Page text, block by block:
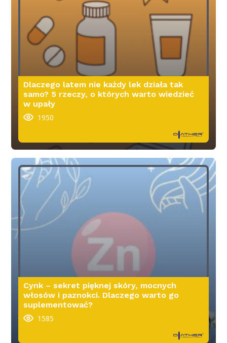
Dlaczego latem nie każdy lek działa tak
samo? 5 rzeczy, o których warto wiedzieć
w upały
1950
Cynk – sekret pięknej skóry, mocnych
włosów i paznokci. Dlaczego warto go
suplementować?
1585